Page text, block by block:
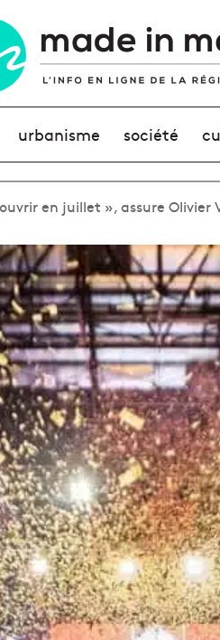
urbanisme société
en juillet », assure Olivier